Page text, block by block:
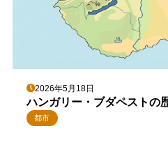
2026年5月18日
ハンガリー・ブダペストの
都市